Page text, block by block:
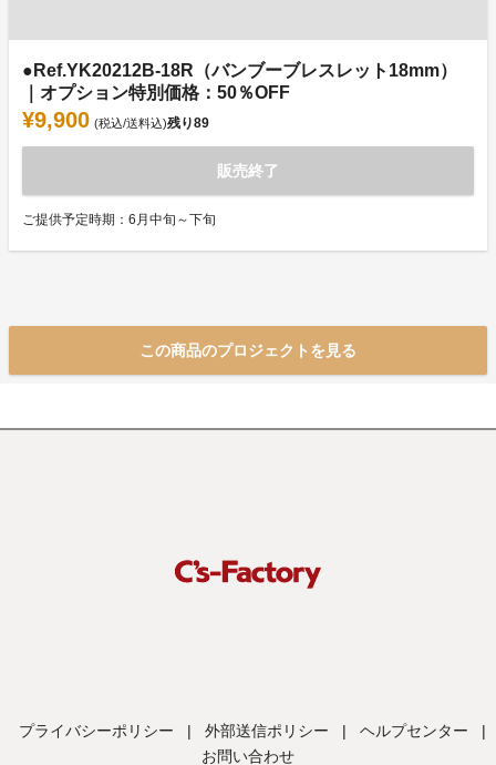
●Ref.YK20212B-18R（バンブーブレスレット18mm）
｜オプション特別価格：50％OFF
¥9,900 (税込/送料込)残り89
販売終了
ご提供予定時期：6月中旬～下旬
この商品のプロジェクトを見る
プライバシーポリシー | 外部送信ポリシー | ヘルプセンター
|
お問い合わせ